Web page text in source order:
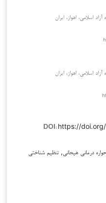
اسلامی، اهواز، ایران
اسلامی، اهواز، ایران
DOI: https://
درمانی هیجانی, تنظیم شناختی